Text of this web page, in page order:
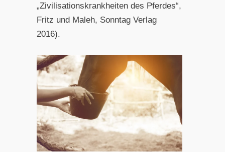
„Zivilisationskrankheiten des Pferdes“,
Fritz und Maleh, Sonntag Verlag
2016).